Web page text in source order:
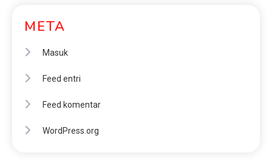
META
Masuk
Feed entri
Feed komentar
WordPress.org